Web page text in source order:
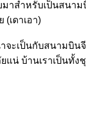
สำหรับเป็นสนาม
(เดาเอา)
ะเป็นกับสนามบินจี
แน่ บ้านเราเป็นทั้